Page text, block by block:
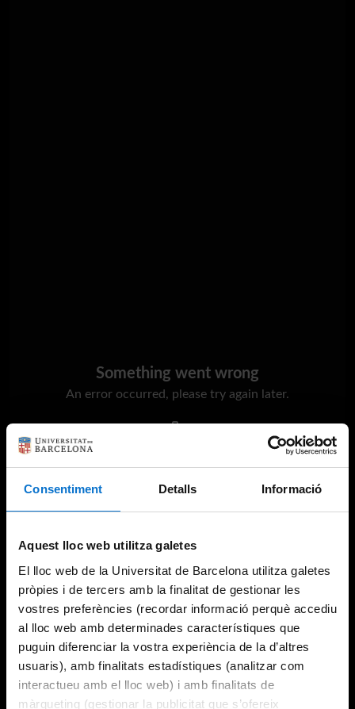
Consentiment Detalls Informació
Aquest lloc web utilitza galetes
El lloc web de la Universitat de Barcelona utilitza galetes
pròpies i de tercers amb la finalitat de gestionar les
vostres preferències (recordar informació perquè accediu
al lloc web amb determinades característiques que
puguin diferenciar la vostra experiència de la d’altres
usuaris), amb finalitats estadístiques (analitzar com
interactueu amb el lloc web) i amb finalitats de
màrqueting (gestionar la publicitat que s’ofereix
Something went wrong
An error occurred, please try again later.
Try again